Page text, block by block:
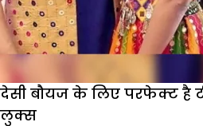
देसी बौयज के लिए परफेक्ट है
लुक्स